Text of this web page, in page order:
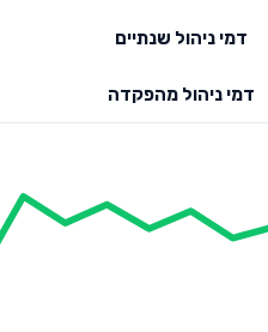
דמי ניהול שנתיים
דמי ניהול מהפקדה